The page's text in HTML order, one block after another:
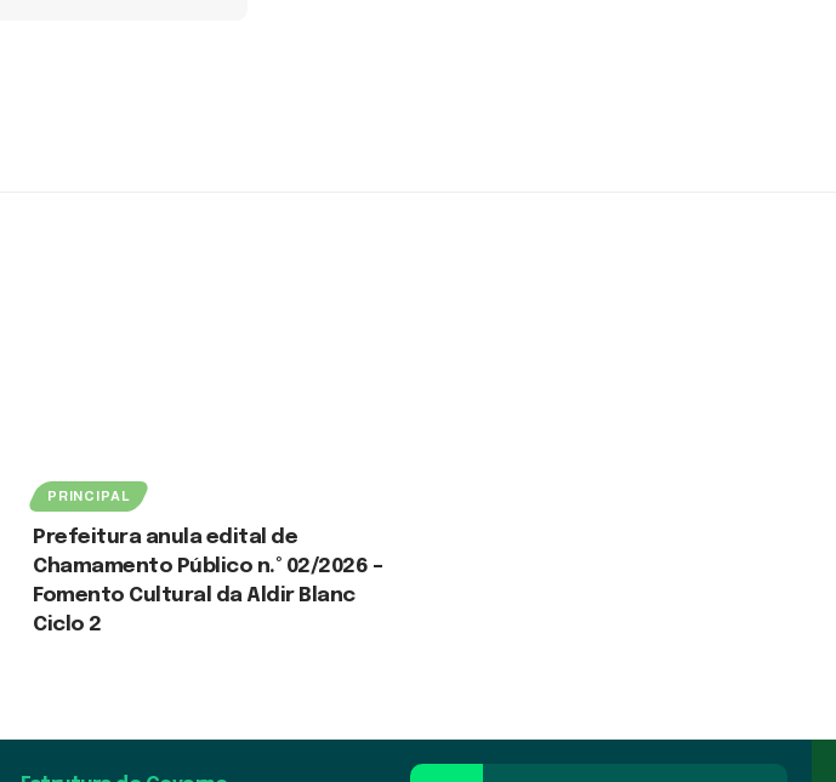
PRINCIPAL
Prefeitura anula edital de
Chamamento Público n.º 02/2026 –
Fomento Cultural da Aldir Blanc
Ciclo 2